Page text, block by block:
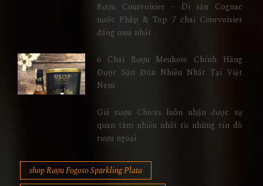
Rượu Courvoisier – Di sản Cognac
nước Pháp & Top 7 chai Courvoisier
đáng mua nhất
6 Chai Rượu Meukow Chính Hãng
Được Săn Đón Nhiều Nhất Tại Việt
Nam
Giá rượu Chivas luôn nhận được sự
quan tâm nhiều nhất từ những tín đồ
rượu ngoại
shop Rượu Fogoso Sparkling Plata